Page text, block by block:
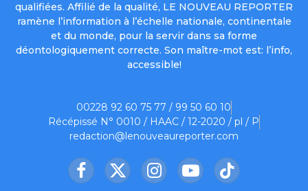
qualifiées. Affilié de la qualité, LE NOUVEAU REPORTER
ramène l’information à l’échelle nationale, continentale
et du monde, pour la servir dans sa forme
déontologiquement correcte. Son maître-mot est: l’info,
accessible!
00228 92 60 75 77 / 99 50 60 10
Récépissé N° 0010 / HAAC / 12-2020 / pl / P
redaction@lenouveaureporter.com
Facebook
X
InstagramYouTubeTikTok